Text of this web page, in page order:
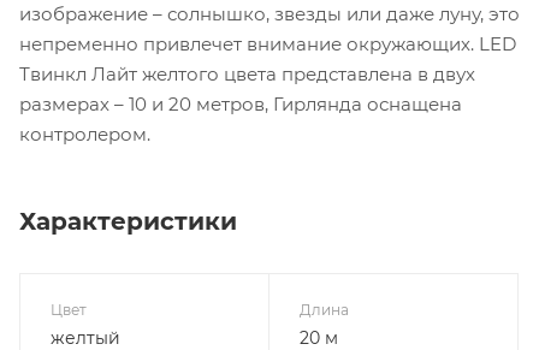
изображение – солнышко, звезды или даже луну, это
непременно привлечет внимание окружающих. LED
Твинкл Лайт желтого цвета представлена в двух
размерах – 10 и 20 метров, Гирлянда оснащена
контролером.
Характеристики
Цвет
желтый
Длина
20 м